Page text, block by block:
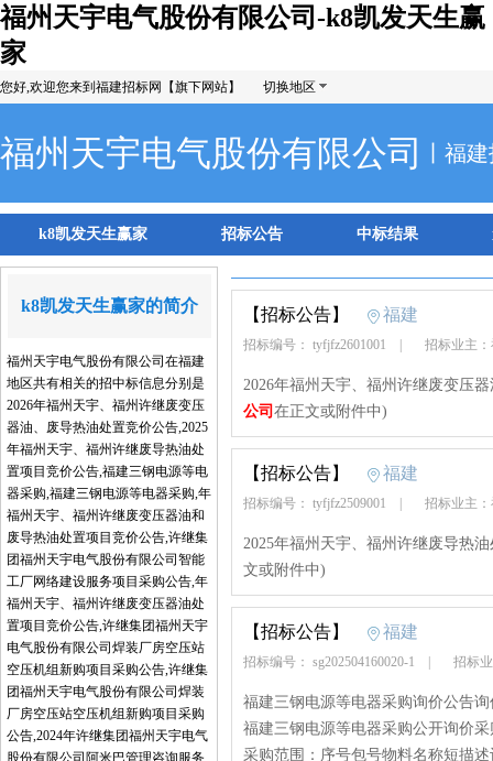
福州天宇电气股份有限公司-k8凯发天生赢
家
您好,欢迎您来到福建招标网【旗下网站】 切换地区
福州天宇电气股份有限公司 丨福
k8凯发天生赢家 招标公告 中标结果
k8凯发天生赢家的简介
福州天宇电气股份有限公司在福建
地区共有相关的招中标信息分别是
2026年福州天宇、福州许继废变压
器油、废导热油处置竞价公告,2025
年福州天宇、福州许继废导热油处
置项目竞价公告,福建三钢电源等电
器采购,福建三钢电源等电器采购,年
福州天宇、福州许继废变压器油和
废导热油处置项目竞价公告,许继集
团福州天宇电气股份有限公司智能
工厂网络建设服务项目采购公告,年
福州天宇、福州许继废变压器油处
置项目竞价公告,许继集团福州天宇
电气股份有限公司焊装厂房空压站
空压机组新购项目采购公告,许继集
团福州天宇电气股份有限公司焊装
厂房空压站空压机组新购项目采购
公告,2024年许继集团福州天宇电气
股份有限公司阿米巴管理咨询服务
【招标公告】 福建
招标编号： tyfjfz2601001 招标业主
2026年福州天宇、福州许继废变压
公司 在正文或附件中)
【招标公告】 福建
招标编号： tyfjfz2509001 招标业主
2025年福州天宇、福州许继废导热
文或附件中)
【招标公告】 福建
招标编号： sg202504160020-1 招标
福建三钢电源等电器采购询价公告询
福建三钢电源等电器采购公开询价
采购范围：序号包号物料名称短描